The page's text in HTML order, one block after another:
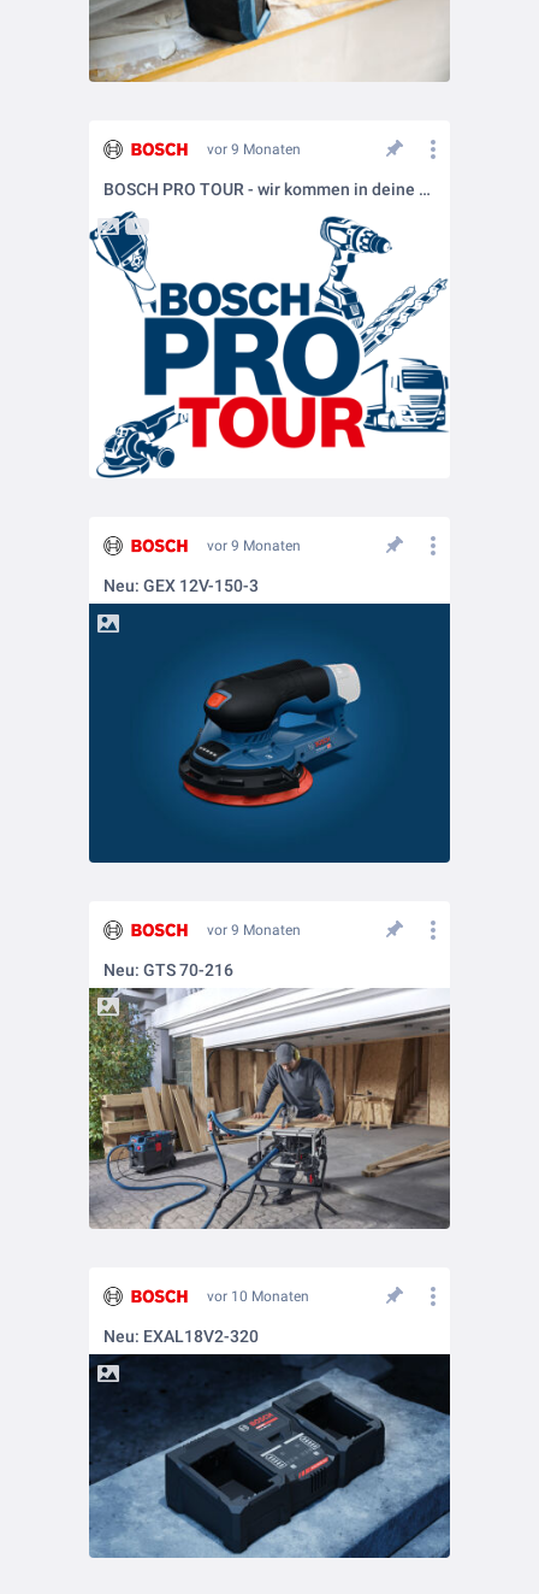
vor 9 Monaten
BOSCH PRO TOUR - wir kommen in deine Nähe!
vor 9 Monaten
Neu: GEX 12V-150-3
vor 9 Monaten
Neu: GTS 70-216
vor 10 Monaten
Neu: EXAL18V2-320